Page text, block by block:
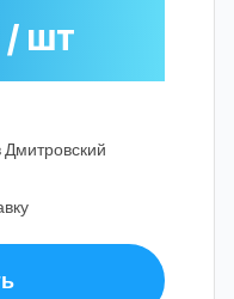
/ шт
Дмитровский